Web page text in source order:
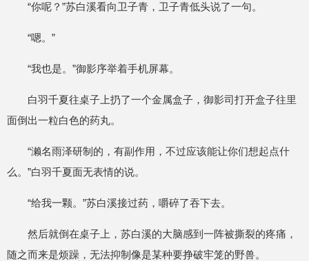
“你呢？”苏白溪看向卫子青，卫子青低头说了一句。
“嗯。”
“我也是。”御影序举着手机屏幕。
白羽千夏往桌子上扔了一个金属盒子，御影司打开盒子往里
面倒出一粒白色的药丸。
“濑名雨泽研制的，有副作用，不过应该能让你们想起点什
么。”白羽千夏面无表情的说。
“给我一颗。”苏白溪接过药，嚼碎了吞下去。
然后就倒在桌子上，苏白溪的大脑感到一阵被撕裂的疼痛，
随之而来是烦躁，无法抑制像是某种要挣破牢笼的野兽。